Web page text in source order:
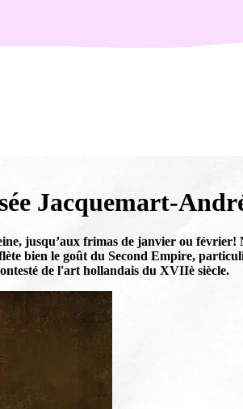
Jacquemart-
jusqu’aux frimas de janvier ou
bien le goût du Second Empire,
de l'art hollandais du XVIIè siècle.